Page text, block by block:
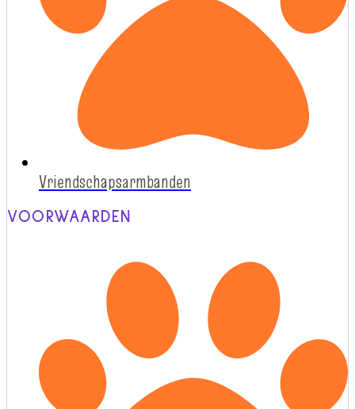
Vriendschapsarmbanden
VOORWAARDEN